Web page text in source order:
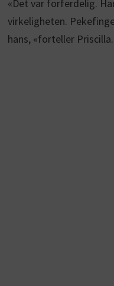
«Det var forferdelig.
virkeligheten.
hans, «forteller Priscilla.